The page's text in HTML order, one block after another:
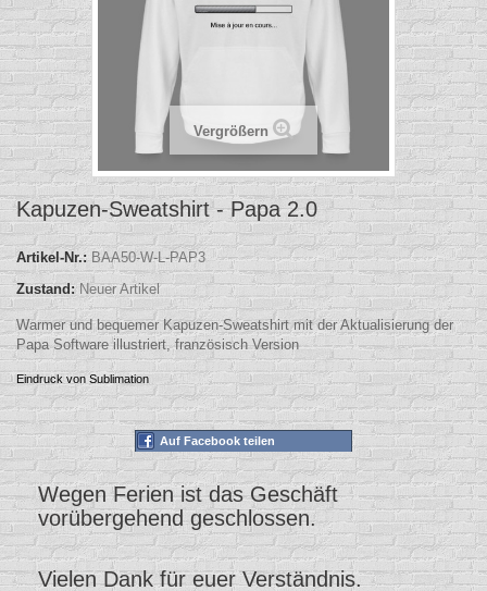
Vergrößern
Kapuzen-Sweatshirt - Papa 2.0
Artikel-Nr.: BAA50-W-L-PAP3
Zustand: Neuer Artikel
Warmer und bequemer Kapuzen-Sweatshirt mit der Aktualisierung der
Papa Software illustriert, französisch Version
Eindruck von Sublimation
Auf Facebook teilen
Wegen Ferien ist das Geschäft
vorübergehend geschlossen.
Vielen Dank für euer Verständnis.